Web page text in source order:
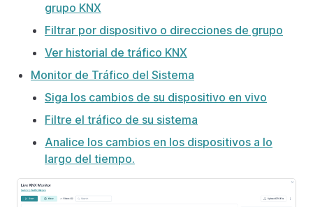
grupo KNX
Filtrar por dispositivo o direcciones de grupo
Ver historial de tráfico KNX
Monitor de Tráfico del Sistema
Siga los cambios de su dispositivo en vivo
Filtre el tráfico de su sistema
Analice los cambios en los dispositivos a lo
largo del tiempo.